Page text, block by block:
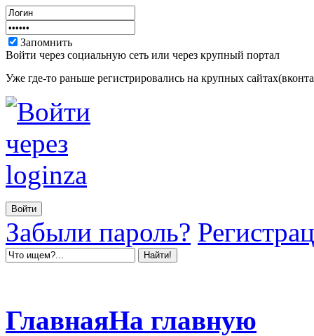
Запомнить
Войти через социальную сеть или через крупный портал
Уже где-то раньше регистрировались на крупных
Забыли пароль?
ГлавнаяНа главную